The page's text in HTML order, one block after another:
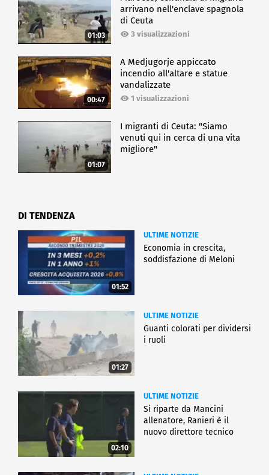
01:03
arrivano nell'enclave spagnola
di Ceuta
3 visualizzazioni
00:47
A Medjugorje appiccato
incendio all'altare e statue
vandalizzate
1 visualizzazioni
01:07
I migranti di Ceuta: "Siamo
venuti qui in cerca di una vita
migliore"
DI TENDENZA
01:52
ULTIME NOTIZIE
Economia in crescita,
soddisfazione di Meloni
01:27
ULTIME NOTIZIE
Guanti colorati per dividersi
i ruoli
02:10
ULTIME NOTIZIE
Si riparte da Mancini
allenatore, Ranieri è il
nuovo direttore tecnico